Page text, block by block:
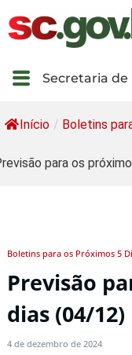
Secretaria de
Início / Boletins
para os
Boletins para os Próximos 5
Previsão
dias (04/12)
4 de dezembro de 2024